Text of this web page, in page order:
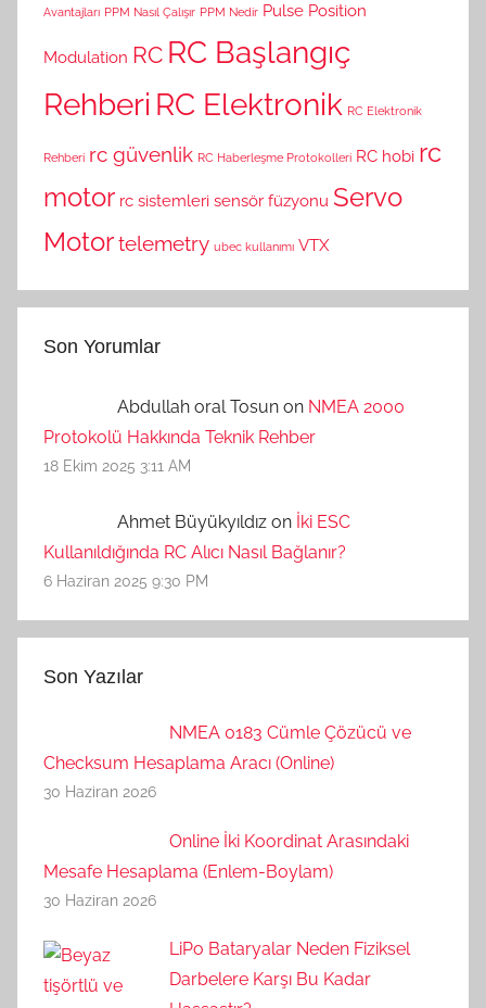
Avantajları PPM Nasıl Çalışır PPM Nedir Pulse Position
Modulation RC RC Başlangıç
Rehberi RC Elektronik RC Elektronik
Rehberi rc güvenlik RC Haberleşme Protokolleri RC hobi rc
motor rc sistemleri sensör füzyonu Servo
Motortelemetry ubec kullanımı VTX
Son Yorumlar
Abdullah oral Tosun on NMEA 2000
Protokolü Hakkında Teknik Rehber
18 Ekim 2025 3:11 AM
Ahmet Büyükyıldız on İki ESC
Kullanıldığında RC Alıcı Nasıl Bağlanır?
6 Haziran 2025 9:30 PM
Son Yazılar
NMEA 0183 Cümle Çözücü ve
Checksum Hesaplama Aracı (Online)
30 Haziran 2026
Online İki Koordinat Arasındaki
Mesafe Hesaplama (Enlem-Boylam)
30 Haziran 2026
LiPo Bataryalar Neden Fiziksel
Darbelere Karşı Bu Kadar